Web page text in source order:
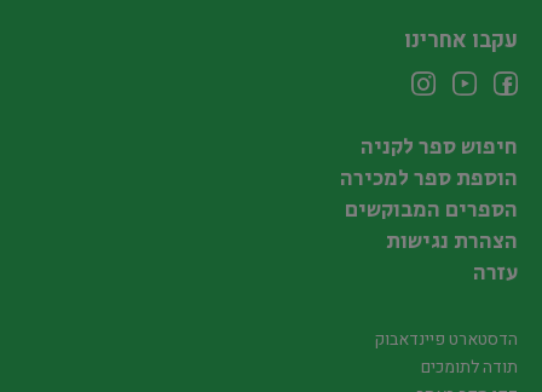
עקבו אחרינו
חיפוש ספר לקניה
הוספת ספר למכירה
הספרים המבוקשים
הצהרת נגישות
עזרה
הדסטארט פיינדאבוק
תודה לתומכים